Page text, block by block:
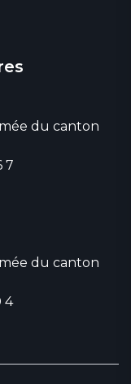
du canton
7
du canton
4